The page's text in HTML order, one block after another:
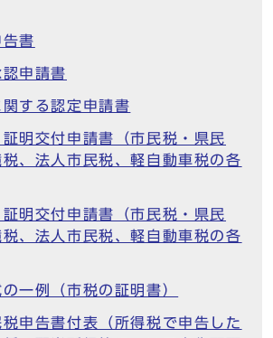
書
申請書
する認定申請書
証明交付申請書（市民税・県民
、法人市民税、軽自動車税の各
証明交付申請書（市民税・県民
、法人市民税、軽自動車税の各
一例（市税の証明書）
申告書付表（所得税で申告した